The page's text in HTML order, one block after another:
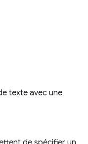
texte avec une